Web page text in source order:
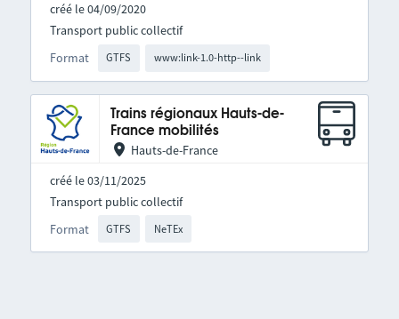
créé le 04/09/2020
Format GTFS www:link-1.0-http--link
Transport public collectif
Trains régionaux Hauts-de-
France mobilités
Hauts-de-France
créé le 03/11/2025
Format GTFS NeTEx
Transport public collectif